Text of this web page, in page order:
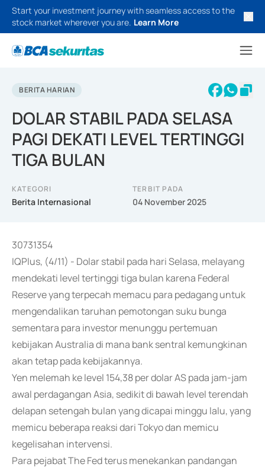
Start your investment journey with seamless access to the
stock market wherever you are. Learn More
BERITA HARIAN
DOLAR STABIL PADA SELASA
PAGI DEKATI LEVEL TERTINGGI
TIGA BULAN
KATEGORI
Berita Internasional
TERBIT PADA
04 November 2025
30731354
IQPlus, (4/11) - Dolar stabil pada hari Selasa, melayang
mendekati level tertinggi tiga bulan karena Federal
Reserve yang terpecah memacu para pedagang untuk
mengendalikan taruhan pemotongan suku bunga
sementara para investor menunggu pertemuan
kebijakan Australia di mana bank sentral kemungkinan
akan tetap pada kebijakannya.
Yen melemah ke level 154,38 per dolar AS pada jam-jam
awal perdagangan Asia, sedikit di bawah level terendah
delapan setengah bulan yang dicapai minggu lalu, yang
memicu beberapa reaksi dari Tokyo dan memicu
kegelisahan intervensi.
Para pejabat The Fed terus menekankan pandangan